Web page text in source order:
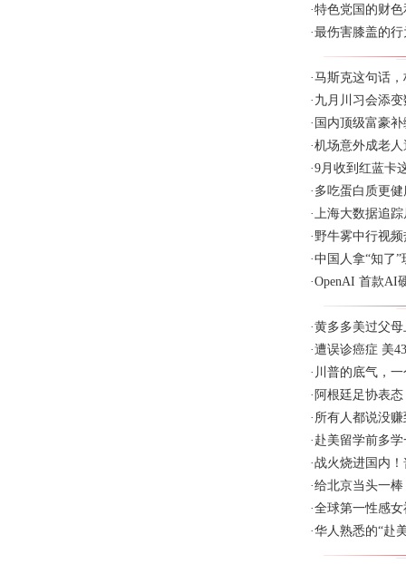
·特色党国的财
·最伤害膝盖的
·马斯克这句话
· 九月川习会添变
· 国内顶级富豪
·机场意外成老
·9月收到红蓝卡
· 多吃蛋白质更健
·上海大数据追
· 野牛雾中行视
·中国人拿“知了
·OpenAI 首款AI
·黄多多美过父
·遭误诊癌症 美
· 川普的底气，
· 阿根廷足协表
· 所有人都说没
· 赴美留学前多
·战火烧进国内
·给北京当头一
·全球第一性感
·华人熟悉的“赴